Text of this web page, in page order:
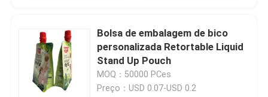
Bolsa de embalagem de bico
personalizada Retortable Liquid
Stand Up Pouch
MOQ：50000 PCes
Preço：USD 0.07-USD 0.2